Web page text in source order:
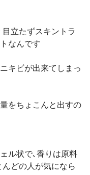
立たずスキントラ
なんです
キビが出来てしまっ
をちょこんと出すの
ル状で､香りは原料
どの人が気になら